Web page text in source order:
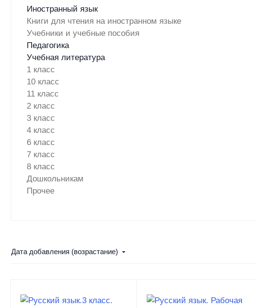
Иностранный язык
Книги для чтения на иностранном языке
Учебники и учебные пособия
Педагогика
Учебная литература
1 класс
10 класс
11 класс
2 класс
3 класс
4 класс
6 класс
7 класс
8 класс
Дошкольникам
Прочее
Дата добавления (возрастание)